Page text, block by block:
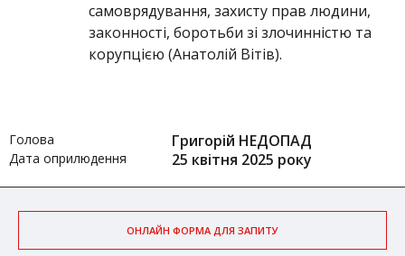
самоврядування, захисту прав людини,
законності, боротьби зі злочинністю та
корупцією (Анатолій Вітів).
Голова Григорій НЕДОПАД
Дата оприлюдення 25 квітня 2025 року
ОНЛАЙН ФОРМА ДЛЯ ЗАПИТУ